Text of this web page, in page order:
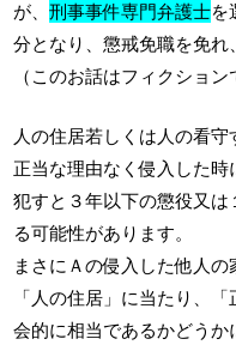
が、刑事事件専門弁護士を
分となり、懲戒免職を免
（このお話はフィクション
人の住居若しくは人の看
正当な理由なく侵入した
犯すと３年以下の懲役又
る可能性があります。
まさにＡの侵入した他人
「人の住居」に当たり、
会的に相当であるかどう